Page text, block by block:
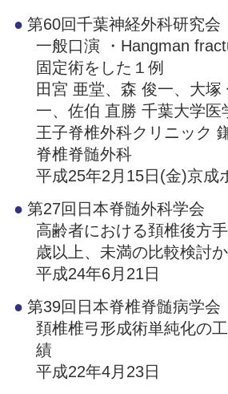
第60回千葉神経外科研究会
一般口演 ・Hangman
固定術をした１例
田宮 亜堂、森 俊一、大塚
一、佐伯 直勝 千葉大学医
王子脊椎外科クリニック
脊椎脊髄外科
平成25年2月15日(金)京成
第27回日本脊髄外科学会
高齢者における頚椎後方
歳以上、未満の比較検討
平成24年6月21日
第39回日本脊椎脊髄病学会
頚椎椎弓形成術単純化の
績
平成22年4月23日